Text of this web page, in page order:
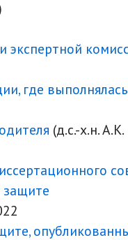
экспертной
где
(д.с.-х.н.
защите